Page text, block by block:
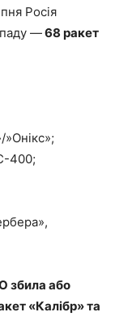
Росія
—68 ракет
400;
збила або
«Калібр» та